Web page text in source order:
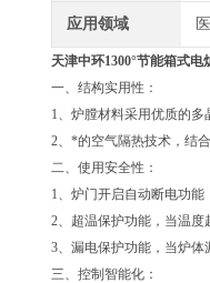
应用领域
天津中环1300°节能箱式电
一、结构实用性：
1、炉膛材料采用优质的
2、*的空气隔热技术，结
二、使用安全性：
1、炉门开启自动断电功
2、超温保护功能，当温
3、漏电保护功能，当炉
三、控制智能化：